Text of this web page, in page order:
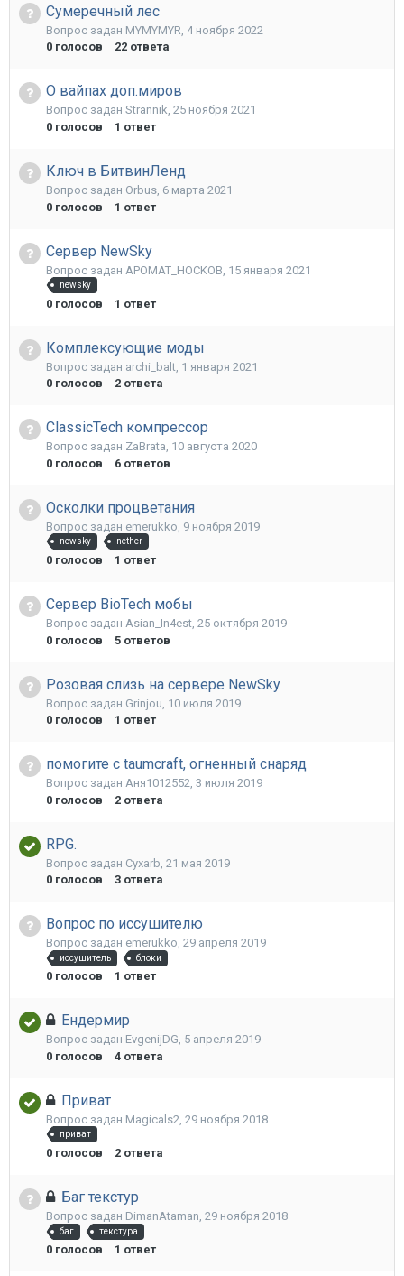
Сумеречный лес
Вопрос задан MYMYMYR 4 ноября 2022
0 голосов 22 ответа
О вайпах доп.миров
Вопрос задан Strannik, 25 ноября 2021
0 голосов 1 ответ
Ключ в БитвинЛенд
Вопрос задан Orbus, 6 марта 2021
0 голосов 1 ответ
Сервер NewSky
Вопрос задан APOMAT_HOCKOB 15 января 2021
newsky
0 голосов 1 ответ
Комплексующие моды
Вопрос задан archi_balt 1 января 2021
0 голосов 2 ответа
ClassicTech компрессор
Вопрос задан ZaBrata, 10 августа 2020
0 голосов 6 ответов
Осколки процветания
Вопрос задан emerukko 9 ноября 2019
newsky nether
0 голосов 1 ответ
Сервер BioTech мобы
Вопрос задан Asian_In4est 25 октября 2019
0 голосов 5 ответов
Розовая слизь на сервере NewSky
Вопрос задан Grinjou 10 июля 2019
0 голосов 1 ответ
помогите с taumcraft, огненный снаряд
Вопрос задан Аня1012552, 3 июля 2019
0 голосов 2 ответа
RPG.
Вопрос задан Cyxarb 21 мая 2019
0 голосов 3 ответа
Вопрос по иссушителю
Вопрос задан emerukko, 29 апреля 2019
иссушитель блоки
0 голосов 1 ответ
Ендермир
Вопрос задан EvgenijDG, 5 апреля 2019
0 голосов 4 ответа
Приват
Вопрос задан Magicals2 29 ноября 2018
приват
0 голосов 2 ответа
Баг текстур
Вопрос задан DimanAtaman, 29 ноября 2018
баг текстура
0 голосов 1 ответ